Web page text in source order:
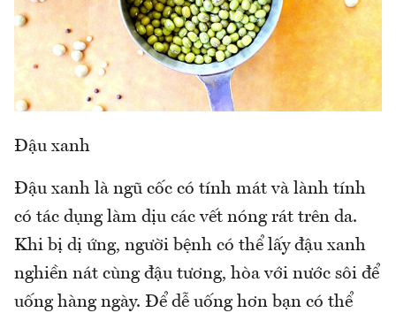
Đậu xanh
Đậu xanh là ngũ cốc có tính mát và lành tính
có tác dụng làm dịu các vết nóng rát trên da.
Khi bị dị ứng, người bệnh có thể lấy đậu xanh
nghiền nát cùng đậu tương, hòa với nước sôi để
uống hàng ngày. Để dễ uống hơn bạn có thể